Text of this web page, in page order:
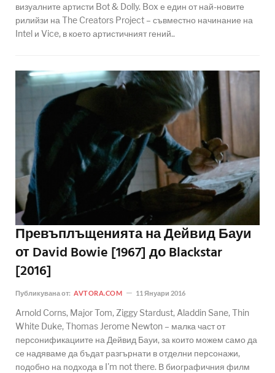
визуалните артисти Bot & Dolly. Box е един от най-новите
рилийзи на The Creators Project – съвместно начинание на
Intel и Vice, в което артистичният гений..
Превъплъщенията на Дейвид Бауи
от David Bowie [1967] до Blackstar
[2016]
Публикувана от: AVTORA.COM 11 Януари 2016
Arnold Corns, Major Tom, Ziggy Stardust, Aladdin Sane, Thin
White Duke, Thomas Jerome Newton – малка част от
персонификациите на Дейвид Бауи, за които можем само да
се надяваме да бъдат разгърнати в отделни персонажи,
подобно на подхода в I'm not there. В биографичния филм